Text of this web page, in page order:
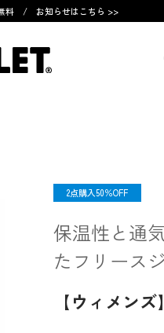
無料 / お知らせはこちら >>
保温性と通
たフリース
【ウィメン
OUTLET
2点購入50％OFF